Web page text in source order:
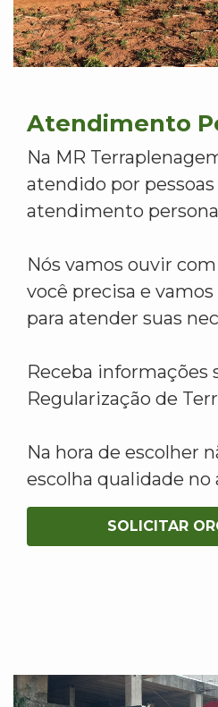
Atendimento
Na MR
atendido por
atendimento
Nós vamos ouvir
você precisa e
para atender suas
Receba informações
Regularização de
Na hora de escolher
escolha qualidade
SOLICITAR